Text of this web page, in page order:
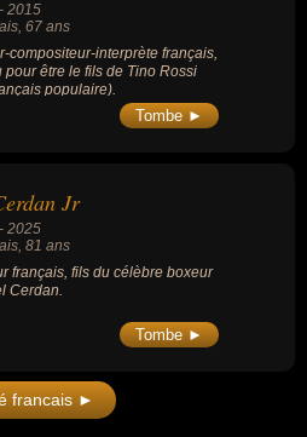
- 2015
, 67 ans
compositeur-interprète français,
pour être le fils de Tino Rossi
populaire).
Tombe ►
Jr
- 2025
, 81 ans
français, fils du célèbre boxeur
Cerdan.
Tombe ►
francais ►